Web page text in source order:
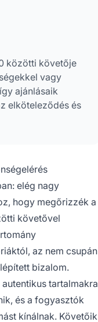
közötti követője
vagy
ajánlásaik
elköteleződés és
elég nagy
hogy megőrizzék a
követővel
az nem csupán
bizalom.
tartalmakra
és a fogyasztók
kínálnak. Követőik